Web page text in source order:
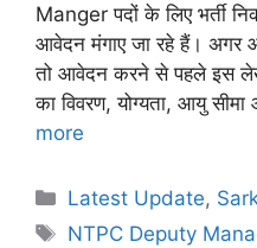
Manger पदों के लिए भर्ती
आवेदन मंगाए जा रहे हैं। अगर
तो आवेदन करने से पहले इस
का विवरण, योग्यता, आयु
more
Categories
Latest Update,
Tags
NTPC Deputy